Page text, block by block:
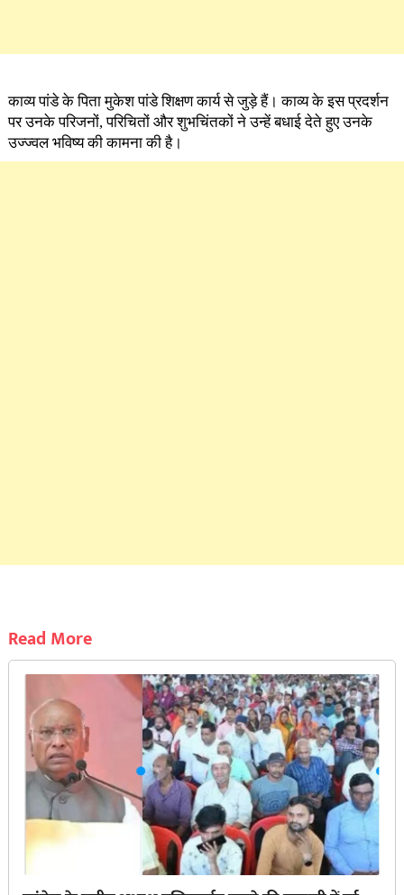
काव्य पांडे के पिता मुकेश पांडे शिक्षण कार्य से जुड़े हैं। काव्य के इस प्रदर्शन
पर उनके परिजनों, परिचितों और शुभचिंतकों ने उन्हें बधाई देते हुए उनके
उज्ज्वल भविष्य की कामना की है।
Read More